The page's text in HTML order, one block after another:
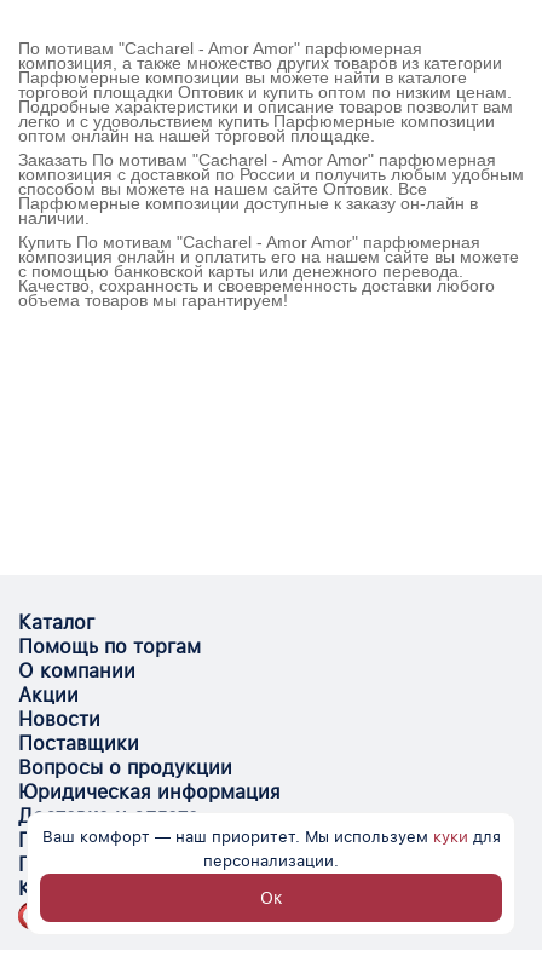
По мотивам "Cacharel - Amor Amor" парфюмерная
композиция, а также множество других товаров из категории
Парфюмерные композиции вы можете найти в каталоге
торговой площадки Оптовик и купить оптом по низким ценам.
Подробные характеристики и описание товаров позволит вам
легко и с удовольствием купить Парфюмерные композиции
оптом онлайн на нашей торговой площадке.
Заказать По мотивам "Cacharel - Amor Amor" парфюмерная
композиция с доставкой по России и получить любым удобным
способом вы можете на нашем сайте Оптовик. Все
Парфюмерные композиции доступные к заказу он-лайн в
наличии.
Купить По мотивам "Cacharel - Amor Amor" парфюмерная
композиция онлайн и оплатить его на нашем сайте вы можете
с помощью банковской карты или денежного перевода.
Качество, сохранность и своевременность доставки любого
объема товаров мы гарантируем!
Каталог
Помощь по торгам
О компании
Акции
Новости
Поставщики
Вопросы о продукции
Юридическая информация
Доставка и оплата
Поставщикам
Помощь
Контакты
Ваш комфорт — наш приоритет. Мы используем куки для
персонализации.
Ок